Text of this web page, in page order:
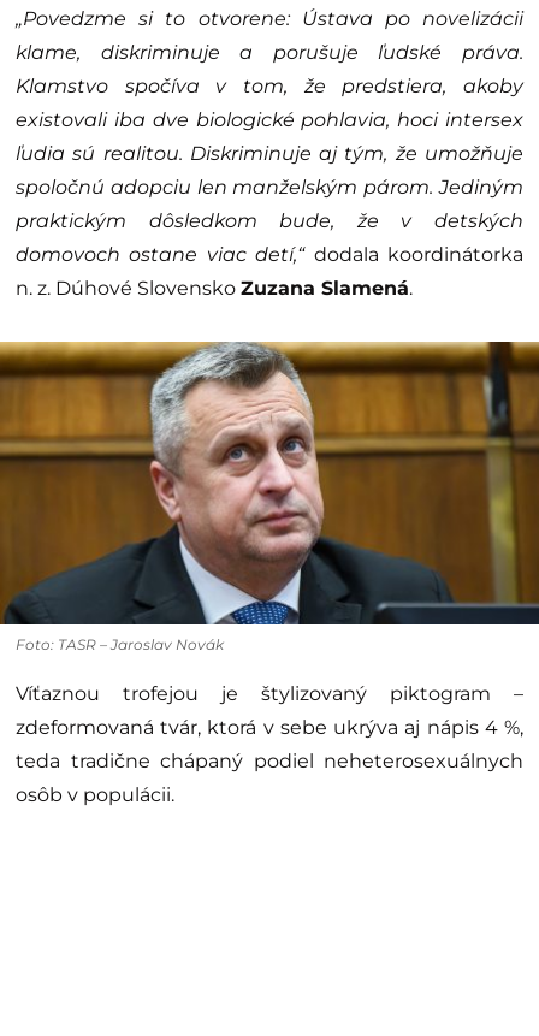
„Povedzme si to otvorene: Ústava po novelizácii
klame, diskriminuje a porušuje ľudské práva.
Klamstvo spočíva v tom, že predstiera, akoby
existovali iba dve biologické pohlavia, hoci intersex
ľudia sú realitou. Diskriminuje aj tým, že umožňuje
spoločnú adopciu len manželským párom. Jediným
praktickým dôsledkom bude, že v detských
domovoch ostane viac detí,“dodala koordinátorka
n. z. Dúhové Slovensko Zuzana Slamená.
Foto: TASR – Jaroslav Novák
Víťaznou trofejou je štylizovaný piktogram –
zdeformovaná tvár, ktorá v sebe ukrýva aj nápis 4 %,
teda tradične chápaný podiel neheterosexuálnych
osôb v populácii.